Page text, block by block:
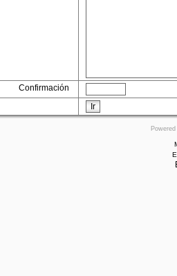
Confirmación
Ir